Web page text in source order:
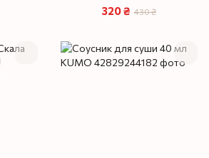
320 ₴ 430 ₴